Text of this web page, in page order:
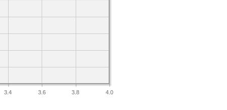
3.4 3.6 3.8 4.0